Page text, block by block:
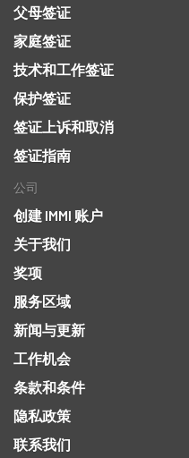
父母签证
家庭签证
技术和工作签证
保护签证
签证上诉和取消
签证指南
公司
创建 IMMI 账户
关于我们
奖项
服务区域
新闻与更新
工作机会
条款和条件
隐私政策
联系我们